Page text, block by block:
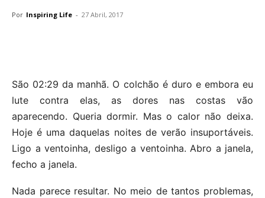
Por Inspiring Life - 27 Abril, 2017
São 02:29 da manhã. O colchão é duro e embora eu
lute contra elas, as dores nas costas vão
aparecendo. Queria dormir. Mas o calor não deixa.
Hoje é uma daquelas noites de verão insuportáveis.
Ligo a ventoinha, desligo a ventoinha. Abro a janela,
fecho a janela.
Nada parece resultar. No meio de tantos problemas,